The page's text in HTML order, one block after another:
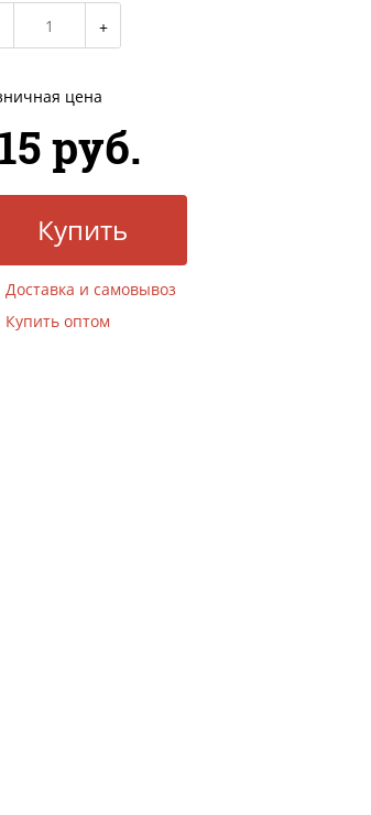
цена
руб.
Купить
Доставка и самовывоз
Купить оптом